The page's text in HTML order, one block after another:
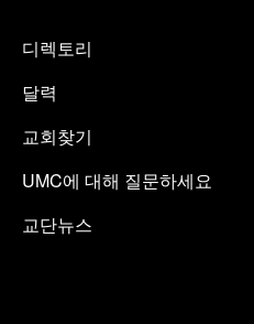
디렉토리
달력
교회찾기
UMC에 대해 질문하세요
교단뉴스